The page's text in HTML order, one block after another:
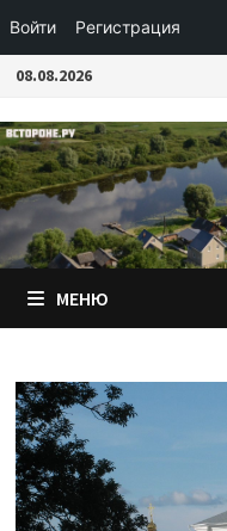
Войти Регистрация
Перейти
содержимому
08.08.2026
МЕНЮ